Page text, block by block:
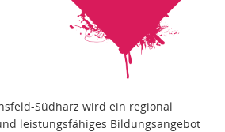
Südharz wird ein regional
leistungsfähiges Bildungsangebot